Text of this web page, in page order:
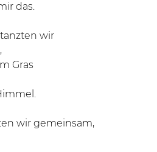
das.
wir
Gras
wir gemeinsam,